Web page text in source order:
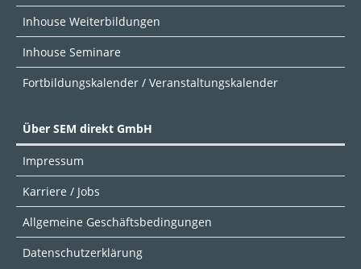
Inhouse Weiterbildungen
Inhouse Seminare
Fortbildungskalender / Veranstaltungskalender
Über SEM direkt GmbH
Impressum
Karriere / Jobs
Allgemeine Geschäftsbedingungen
Datenschutzerklärung